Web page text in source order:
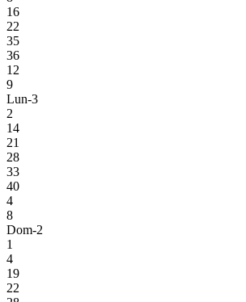
16
22
35
36
12
9
Lun-3
2
14
21
28
33
40
4
8
Dom-2
1
4
19
22